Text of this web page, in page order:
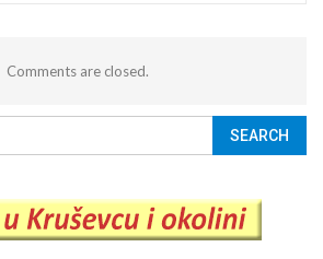
Comments are closed.